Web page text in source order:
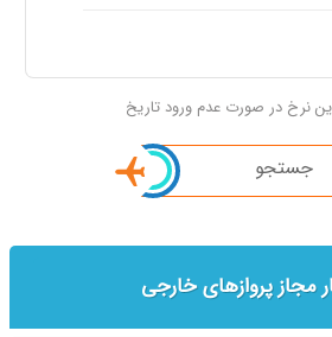
نرخ در صورت عدم ورود تاریخ
جستجو
مجاز پروازهای خارجی